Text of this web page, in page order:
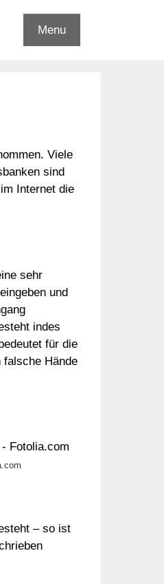
Menu
Viele
sind
Internet die
sehr
und
indes
für die
falsche Hände
– so ist